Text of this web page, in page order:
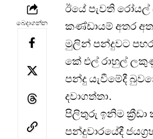
බෙදාගන්න
ඊයේ පැවති රෝයල්
කණ්ඩායම් අතර
මුලින් පන්දුවට
කේ එල් රාහුල්
පන්දු යැවීමේදී
දවාගත්තා.
පිලිතුරු ඉනිම ක්‍රීඩා
පන්දුවාරයේදී